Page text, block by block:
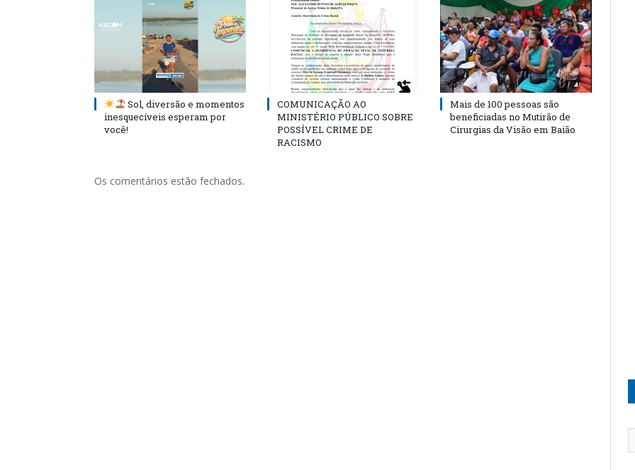
Sol, diversão e momentos
inesquecíveis esperam por
você!
COMUNICAÇÃO AO
MINISTÉRIO PÚBLICO SOBRE
POSSÍVEL CRIME DE
RACISMO
Mais de 100 pessoas são
beneficiadas no Mutirão de
Cirurgias da Visão em Baião
Os comentários estão fechados.